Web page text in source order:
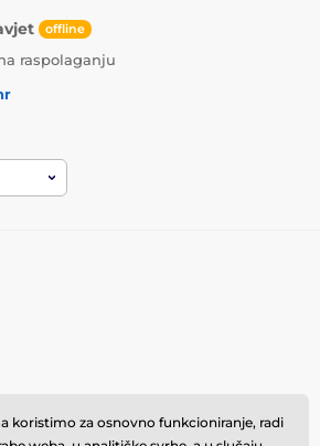
offline
raspolaganju
koristimo za osnovno funkcioniranje, radi